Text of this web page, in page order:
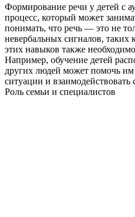
Формирование речи у детей с
процесс, который может
понимать, что речь — это не
невербальных сигналов,
этих навыков также
Например, обучение детей
других людей может помочь
ситуации и
Роль семьи и специалистов